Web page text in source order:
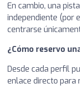
En cambio, una
independiente (por
centrarse
¿Cómo reservo
Desde cada perfil
enlace directo para